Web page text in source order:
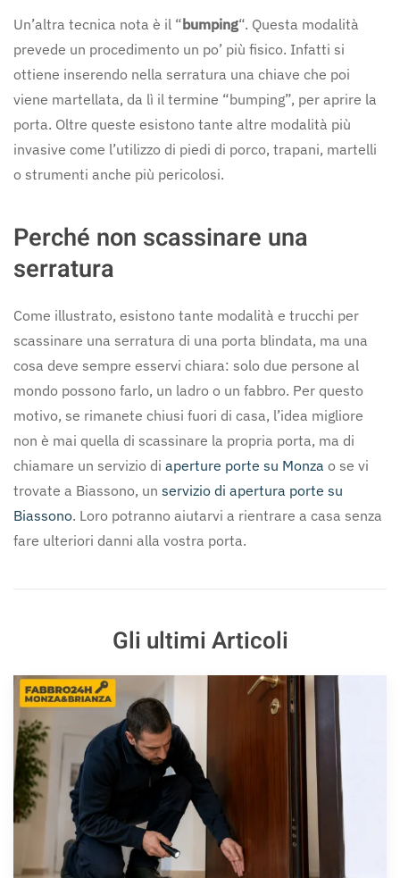
Un’altra tecnica nota è il “bumping“. Questa modalità
prevede un procedimento un po’ più fisico. Infatti si
ottiene inserendo nella serratura una chiave che poi
viene martellata, da lì il termine “bumping”, per aprire la
porta. Oltre queste esistono tante altre modalità più
invasive come l’utilizzo di piedi di porco, trapani, martelli
o strumenti anche più pericolosi.
Perché non scassinare una
serratura
Come illustrato, esistono tante modalità e trucchi per
scassinare una serratura di una porta blindata, ma una
cosa deve sempre esservi chiara: solo due persone al
mondo possono farlo, un ladro o un fabbro. Per questo
motivo, se rimanete chiusi fuori di casa, l’idea migliore
non è mai quella di scassinare la propria porta, ma di
chiamare un servizio di aperture porte su Monza o se vi
trovate a Biassono, un servizio di apertura porte su
Biassono. Loro potranno aiutarvi a rientrare a casa senza
fare ulteriori danni alla vostra porta.
Gli ultimi Articoli